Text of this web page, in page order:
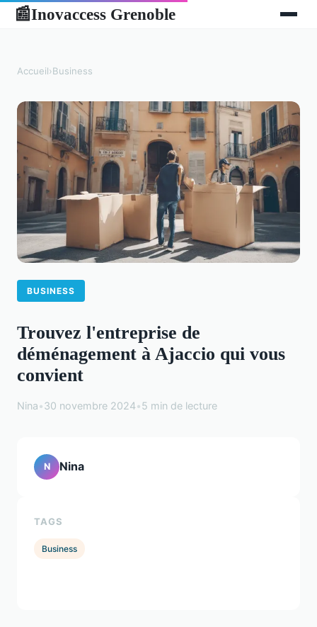
📰Inovaccess Grenoble
Accueil›Business
BUSINESS
Trouvez l'entreprise de
déménagement à Ajaccio qui vous
convient
Nina•30 novembre 2024•5 min de lecture
N Nina
TAGS
Business